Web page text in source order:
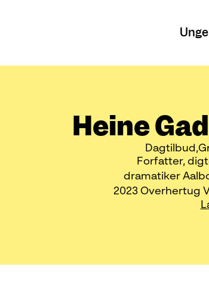
Heine
Dagtilbud
Forfatter,
dramatiker
2023 Overhertug